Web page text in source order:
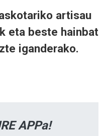
artisau
eta beste hainbat
iganderako.
APPa!